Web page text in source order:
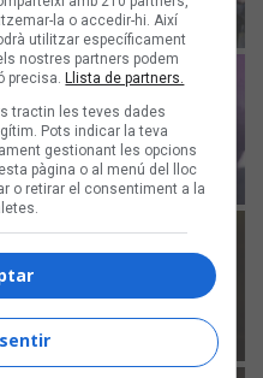
la o accedir-hi. Així
utilitzar específicament
nostres partners podem
precisa. Llista de partners.
tractin les teves dades
Pots indicar la teva
gestionant les opcions
pàgina o al menú del lloc
o retirar el consentiment a la